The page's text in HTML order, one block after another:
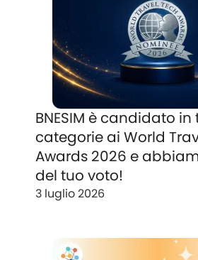
BNESIM è candidato in
categorie ai World
Awards 2026 e
del tuo voto!
3 luglio 2026